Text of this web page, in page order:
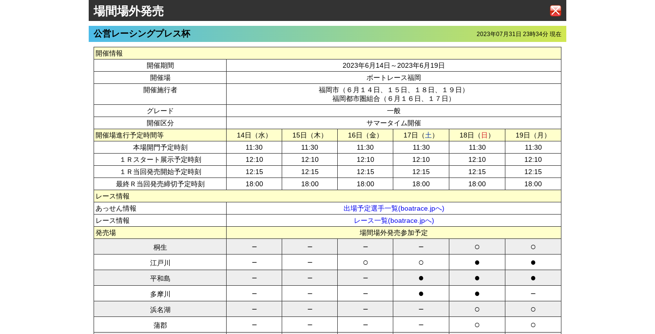
場間場外発売
2023年07月31日 23時34分 現在
公営レーシングプレス杯
開催情報
開催期間
2023年6月14日～2023年6月19日
開催場
ボートレース福岡
開催施行者
福岡市（６月１４日、１５日、１８日、１９日）
福岡都市圏組合（６月１６日、１７日）
グレード
一般
開催区分
サマータイム開催
開催場進行予定時間等
14日（水） 15日（木） 16日（金） 17日（土） 18日（ 日 ）
19日（月）
本場開門予定時刻
11:30 11:30 11:30 11:30 11:30
11:30
１Ｒスタート展示予定時刻
12:10 12:10 12:10 12:10 12:10
12:10
１Ｒ当回発売開始予定時刻
12:15 12:15 12:15 12:15 12:15
12:15
最終Ｒ当回発売締切予定時刻
18:00 18:00 18:00 18:00 18:00
18:00
レース情報
あっせん情報
出場予定選手一覧(boatrace.jpへ)
レース情報
レース一覧(boatrace.jpへ)
発売場
場間場外発売参加予定
桐生
－ － － － ○ ○
江戸川 － － ○ ○ ● ●
平和島 － － － ● ● ●
多摩川 － － － ● ● －
浜名湖 － － － － ○ ○
蒲郡 － － － － ○ ○